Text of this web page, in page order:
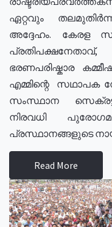
ഏറ്റവും
അദ്ദേഹം. കേരള
ഭരണപരിഷ്കാര
എമ്മിന്റെ സഥാപക
സംസ്ഥാന
നിരവധി
പ്രസ്ഥാനങ്ങളുടെ
Read More